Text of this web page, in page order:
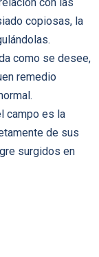
copiosas, la
como se desee,
remedio
campo es la
de sus
surgidos en